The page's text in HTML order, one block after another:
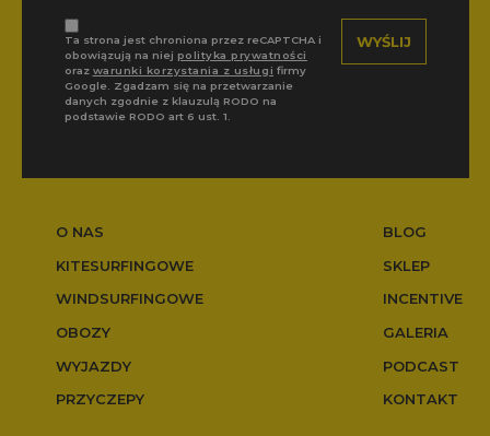
O NAS
KITESURFINGOWE
WINDSURFINGOWE
OBOZY
WYJAZDY
PRZYCZEPY
BLOG
SKLEP
INCENTIVE
GALERIA
PODCAST
KONTAKT
Ta strona jest chroniona przez reCAPTCHA i
obowiązują na niej polityka prywatności
oraz warunki korzystania z usługi firmy
Google. Zgadzam się na przetwarzanie
danych zgodnie z klauzulą RODO na
podstawie RODO art 6 ust. 1.